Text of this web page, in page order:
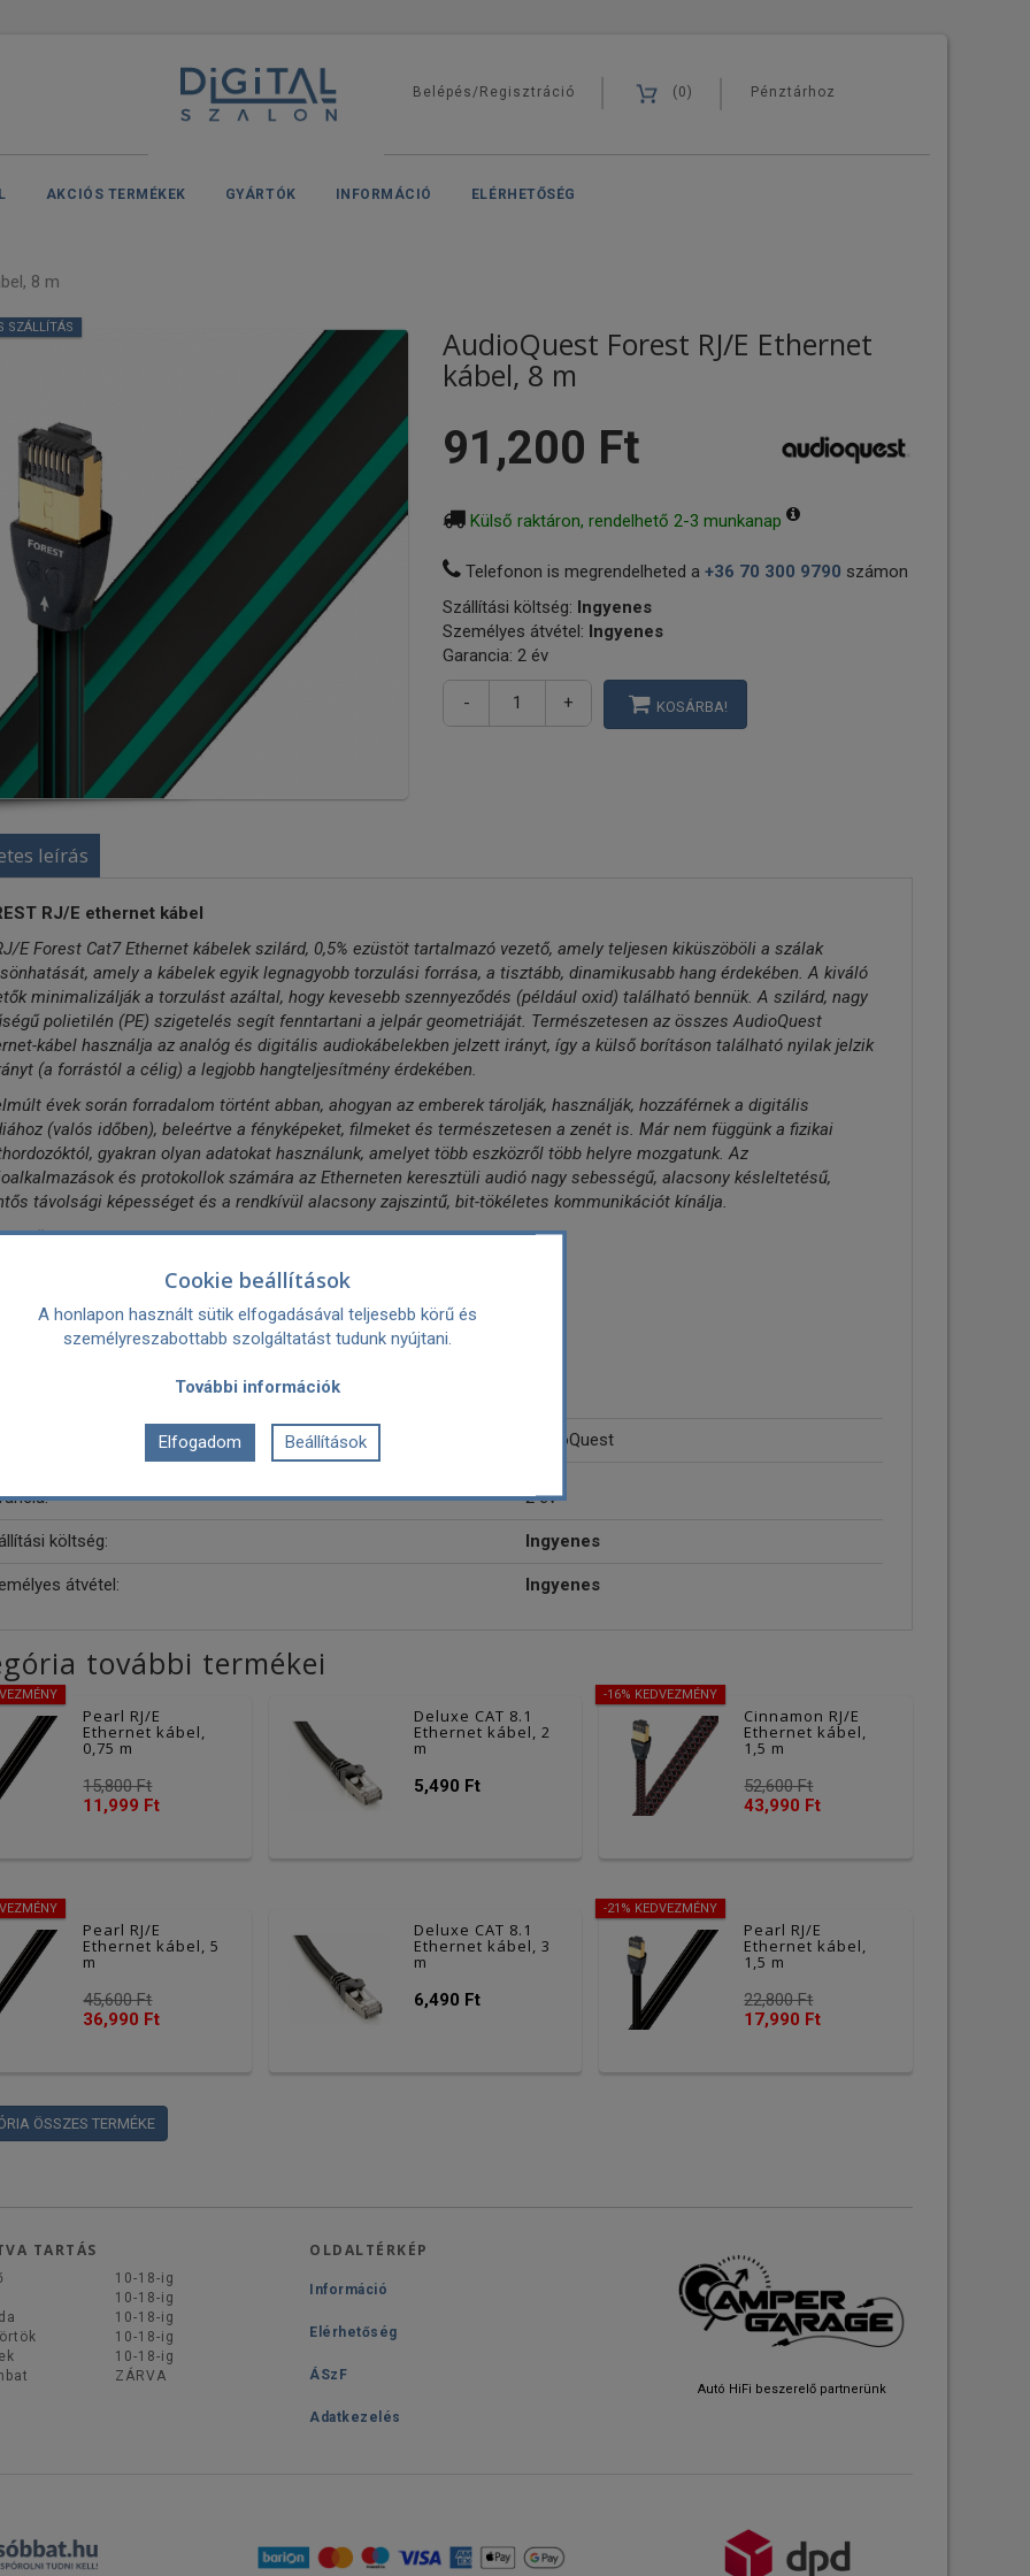
Belépés/Regisztráció (0) Pénztárhoz
AKCIÓS TERMÉKEK GYÁRTÓK INFORMÁCIÓ ELÉRHETŐSÉG
8 m
SZÁLLÍTÁS AudioQuest Forest RJ/E Ethernet
kábel, 8 m
91,200 Ft
Külső raktáron, rendelhető 2-3 munkanap
Telefonon is megrendelheted a+36 70 300 9790 számon
Szállítási költség: Ingyenes
Személyes átvétel: Ingyenes
Garancia: 2 év
- + KOSÁRBA!
leírás
RJ/E ethernet kábel
E Forest Cat7 Ethernet kábelek szilárd, 0,5% ezüstöt tartalmazó vezető, amely teljesen kiküszöböli a szálak
amely a kábelek egyik legnagyobb torzulási forrása, a tisztább, dinamikusabb hang érdekében. A kiváló
minimalizálják a torzulást azáltal, hogy kevesebb szennyeződés (például oxid) található bennük. A szilárd, nagy
polietilén (PE) szigetelés segít fenntartani a jelpár geometriáját. Természetesen az összes AudioQuest
kábel használja az analóg és digitális audiokábelekben jelzett irányt, így a külső borításon található nyilak jelzik
(a forrástól a célig) a legjobb hangteljesítmény érdekében.
évek során forradalom történt abban, ahogyan az emberek tárolják, használják, hozzáférnek a digitális
(valós időben), beleértve a fényképeket, filmeket és természetesen a zenét is. Már nem függünk a fizikai
gyakran olyan adatokat használunk, amelyet több eszközről több helyre mozgatunk. Az
és protokollok számára az Etherneten keresztüli audió nagy sebességű, alacsony késleltetésű,
távolsági képességet és a rendkívül alacsony zajszintű, bit-tökéletes kommunikációt kínálja.
0,5% ezüst
Nagy sűrűségű Polietilén
magyar márkaszerviz garancia.
AudioQuest
2 év
költség: Ingyenes
átvétel: Ingyenes
további termékei
Pearl RJ/E
Ethernet kábel,
0,75 m
15,800 Ft
11,999 Ft
Deluxe CAT 8.1
Ethernet kábel, 2
m
5,490 Ft
-16% KEDVEZMÉNY
Cinnamon RJ/E
Ethernet kábel,
1,5 m
52,600 Ft
43,990 Ft
Pearl RJ/E
Ethernet kábel, 5
m
45,600 Ft
36,990 Ft
Deluxe CAT 8.1
Ethernet kábel, 3
m
6,490 Ft
-21% KEDVEZMÉNY
Pearl RJ/E
Ethernet kábel,
1,5 m
22,800 Ft
17,990 Ft
ÖSSZES TERMÉKE
TARTÁS
10-18-ig
10-18-ig
10-18-ig
10-18-ig
10-18-ig
ZÁRVA
OLDALTÉRKÉP
Információ
Elérhetőség
ÁSzF
Adatkezelés
Autó HiFi beszerelő partnerünk
Cookie beállítások
A honlapon használt sütik elfogadásával teljesebb körű és
személyreszabottabb szolgáltatást tudunk nyújtani.
További információk
Elfogadom Beállítások